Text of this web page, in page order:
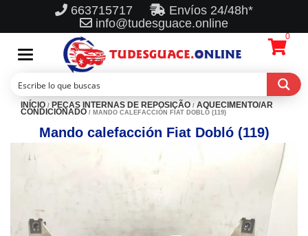
663715717
Envíos 24/48h*
info@tudesguace.online
Toggle
navigation
0
INÍCIO / PEÇAS INTERNAS DE REPOSIÇÃO / AQUECIMENTO/AR
CONDICIONADO / MANDO CALEFACCIÓN FIAT DOBLÓ (119)
Mando calefacción Fiat Dobló (119)